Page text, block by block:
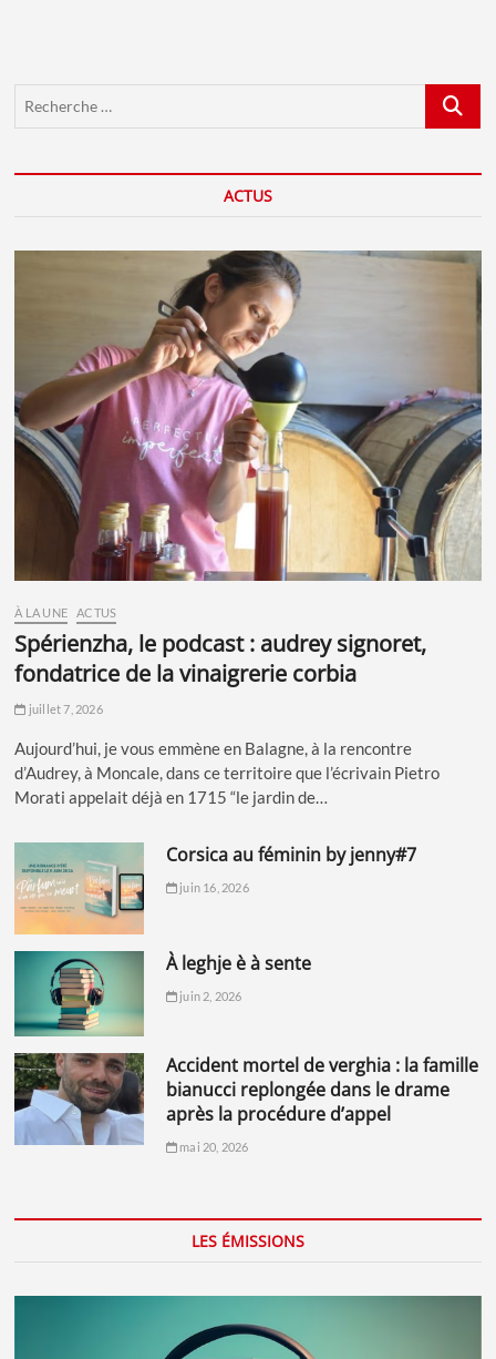
ACTUS
À LA UNE ACTUS
spérienzha, le podcast : audrey signoret,
fondatrice de la vinaigrerie corbia
juillet 7, 2026
Aujourd’hui, je vous emmène en Balagne, à la rencontre
d’Audrey, à Moncale, dans ce territoire que l’écrivain Pietro
Morati appelait déjà en 1715 “le jardin de…
corsica au féminin by jenny#7
juin 16, 2026
à leghje è à sente
juin 2, 2026
accident mortel de verghia : la famille
bianucci replongée dans le drame
après la procédure d’appel
mai 20, 2026
LES ÉMISSIONS